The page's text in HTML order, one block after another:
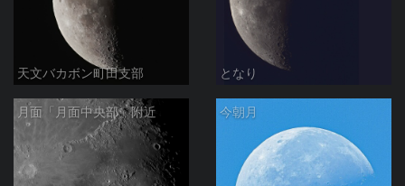
天文バカボン町田支部 となり
月面「月面中央部」附近 今朝月